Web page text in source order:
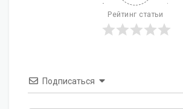
Рейтинг статьи
Подписаться